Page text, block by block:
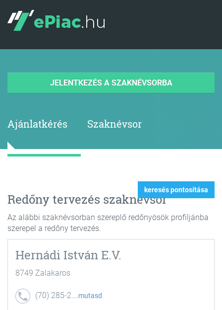
Ajánlatkérés Szaknévsor
JELENTKEZÉS A SZAKNÉVSORBA
keresés pontosítása
Redőny tervezés szaknévsor
Az alábbi szaknévsorban szereplő redőnyösök profiljánba
szerepel a redőny tervezés.
Hernádi István E.V.
8749 Zalakaros
(70) 285-2
mutasd